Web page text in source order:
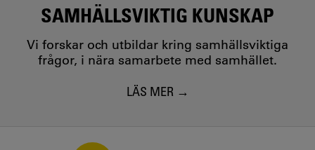
SAMHÄLLSVIKTIG KUNSKAP
Vi forskar och utbildar kring samhällsviktiga
frågor, i nära samarbete med samhället.
LÄS MER